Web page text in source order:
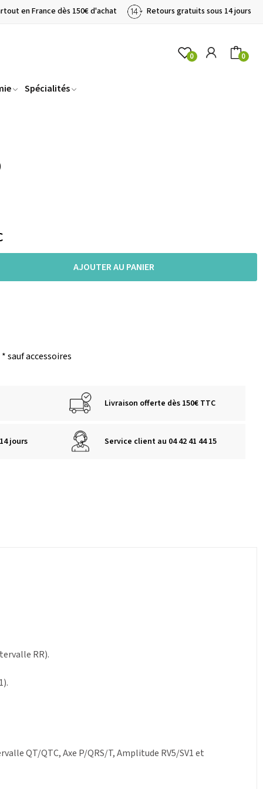
en France dès 150€ d'achat Retours gratuits sous 14 jours
0 0
Spécialités
AJOUTER AU PANIER
* sauf accessoires
Livraison offerte dès 150€ TTC
jours Service client au 04 42 41 44 15
RR).
QT/QTC, Axe P/QRS/T, Amplitude RV5/SV1 et